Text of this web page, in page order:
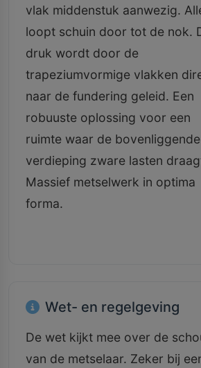
vlak middenstuk aanwezig.
loopt schuin door tot de nok.
druk wordt door de
trapeziumvormige vlakken
naar de fundering geleid. Een
robuuste oplossing voor een
ruimte waar de bovenliggende
verdieping zware lasten
Massief metselwerk in optima
forma.
Wet- en regelgeving
De wet kijkt mee over de
van de metselaar. Zeker bij